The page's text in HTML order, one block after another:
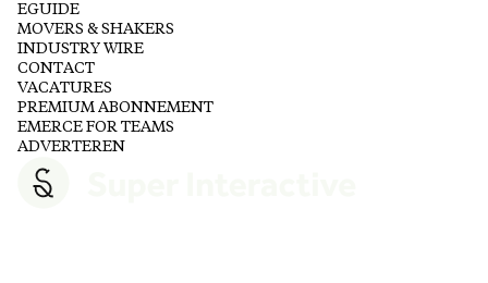
EGUIDE
MOVERS & SHAKERS
INDUSTRY WIRE
CONTACT
VACATURES
PREMIUM ABONNEMENT
EMERCE FOR TEAMS
ADVERTEREN